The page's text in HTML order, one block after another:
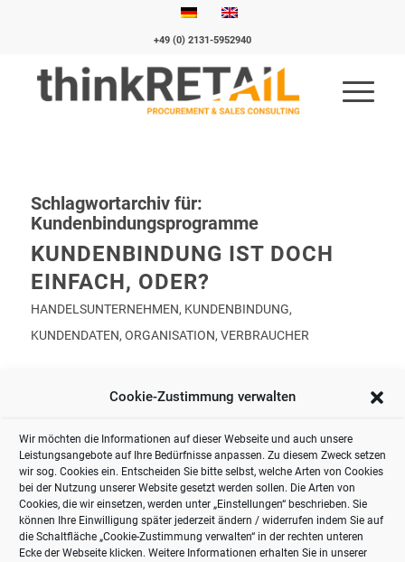
Cookie-Zustimmung verwalten
Wir möchten die Informationen auf dieser Webseite und auch unsere
Leistungsangebote auf Ihre Bedürfnisse anpassen. Zu diesem Zweck setzen
wir sog. Cookies ein. Entscheiden Sie bitte selbst, welche Arten von Cookies
bei der Nutzung unserer Website gesetzt werden sollen. Die Arten von
Cookies, die wir einsetzen, werden unter „Einstellungen“ beschrieben. Sie
können Ihre Einwilligung später jederzeit ändern / widerrufen indem Sie auf
die Schaltfläche „Cookie-Zustimmung verwalten“ in der rechten unteren
Ecke der Webseite klicken. Weitere Informationen erhalten Sie in unserer
+49 (0) 2131-5952940
Schlagwortarchiv für:
Kundenbindungsprogramme
KUNDENBINDUNG IST DOCH
EINFACH, ODER?
HANDELSUNTERNEHMEN, KUNDENBINDUNG,
KUNDENDATEN, ORGANISATION, VERBRAUCHER
Worauf kommt es an?
Weiterlesen
SEPTEMBER 27, 2024